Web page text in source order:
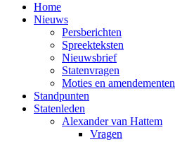
Home
Nieuws
Persberichten
Spreekteksten
Nieuwsbrief
Statenvragen
Moties en amendementen
Standpunten
Statenleden
Alexander van Hattem
Vragen